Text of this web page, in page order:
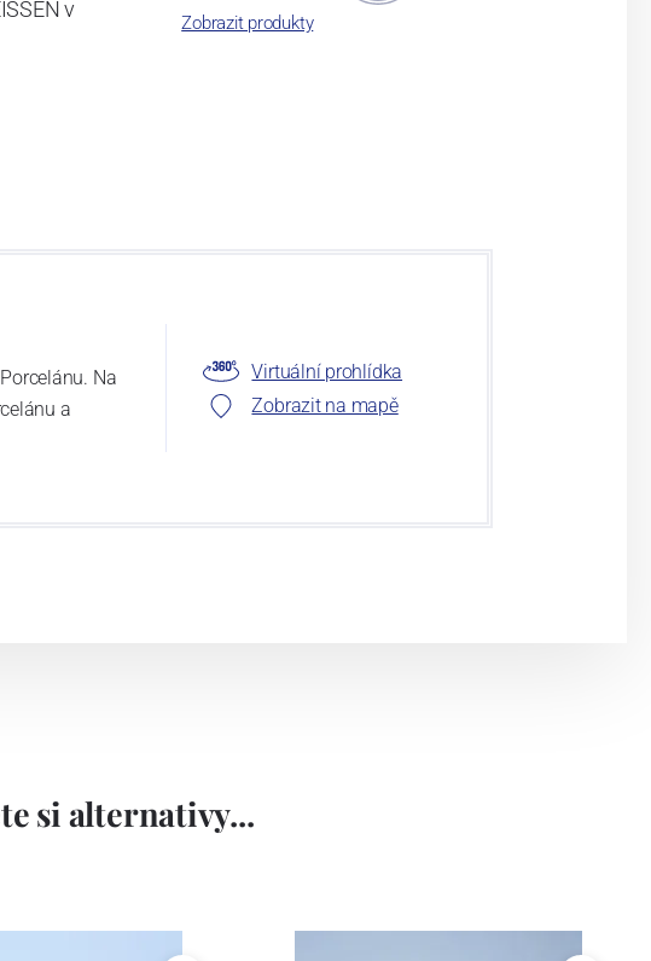
v
Zobrazit produkty
Na
a
Virtuální prohlídka
Zobrazit na mapě
si alternativy...